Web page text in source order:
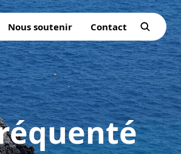
Nous soutenir Contact